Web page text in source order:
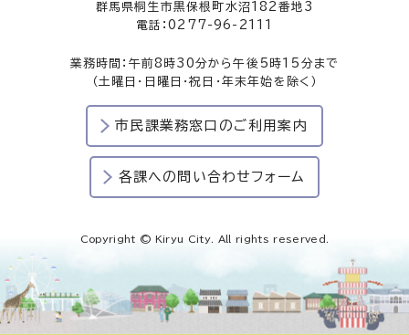
群馬県桐生市黒保根町水沼182番地3
電話：0277-96-2111
業務時間：午前8時30分から午後5時15分まで
（土曜日・日曜日・祝日・年末年始を除く）
市民課業務窓口のご利用案内
各課への問い合わせフォーム
Copyright © Kiryu City. All rights reserved.